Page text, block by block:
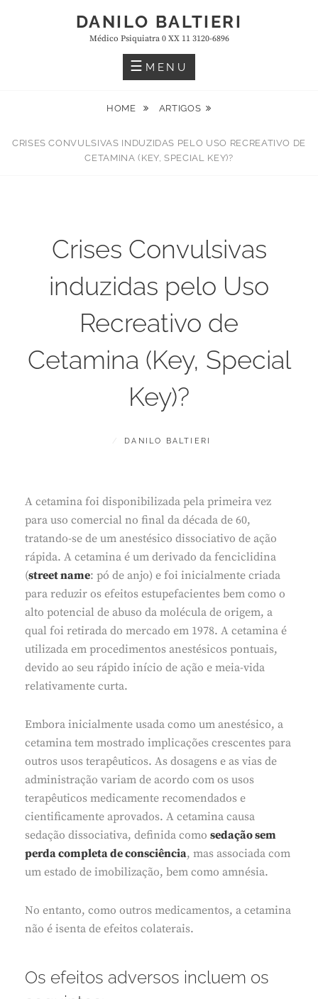
DANILO BALTIERI
Médico Psiquiatra 0 XX 11 3120-6896
MENU
HOME ARTIGOS
CRISES CONVULSIVAS INDUZIDAS PELO USO RECREATIVO DE
CETAMINA (KEY, SPECIAL KEY)?
Crises Convulsivas
induzidas pelo Uso
Recreativo de
Cetamina (Key, Special
Key)?
POSTED
1
9
2
0
2
4
BY
DANILO BALTIERI
A cetamina foi disponibilizada pela primeira vez
para uso comercial no final da década de 60,
tratando-se de um anestésico dissociativo de ação
rápida. A cetamina é um derivado da fenciclidina
(street name: pó de anjo) e foi inicialmente criada
para reduzir os efeitos estupefacientes bem como o
alto potencial de abuso da molécula de origem, a
qual foi retirada do mercado em 1978. A cetamina é
utilizada em procedimentos anestésicos pontuais,
devido ao seu rápido início de ação e meia-vida
relativamente curta.
Embora inicialmente usada como um anestésico, a
cetamina tem mostrado implicações crescentes para
outros usos terapêuticos. As dosagens e as vias de
administração variam de acordo com os usos
terapêuticos medicamente recomendados e
cientificamente aprovados. A cetamina causa
sedação dissociativa, definida como sedação sem
perda completa de consciência, mas associada com
um estado de imobilização, bem como amnésia.
No entanto, como outros medicamentos, a cetamina
não é isenta de efeitos colaterais.
Os efeitos adversos incluem os